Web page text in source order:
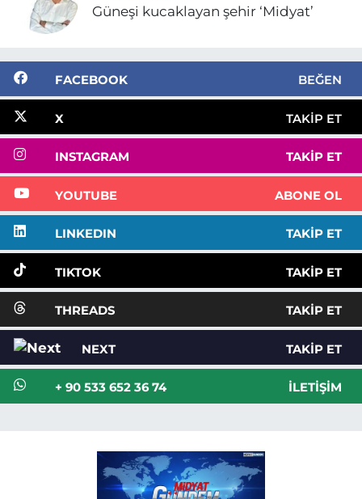
Güneşi kucaklayan şehir ‘Midyat’
FACEBOOK BEĞEN
X TAKIP ET
INSTAGRAM TAKIP ET
YOUTUBE ABONE OL
LINKEDIN TAKIP ET
TIKTOK TAKIP ET
THREADS TAKIP ET
NEXT TAKIP ET
+ 90 533 652 36 74 İLETIŞIM